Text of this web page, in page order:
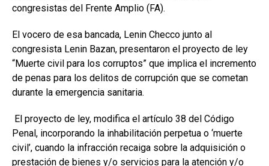
congresistas del Frente Amplio (FA).
El vocero de esa bancada, Lenin Checco junto al
congresista Lenin Bazan, presentaron el proyecto de ley
“Muerte civil para los corruptos” que implica el incremento
de penas para los delitos de corrupción que se cometan
durante la emergencia sanitaria.
El proyecto de ley, modifica el artículo 38 del Código
Penal, incorporando la inhabilitación perpetua o ‘muerte
civil’, cuando la infracción recaiga sobre la adquisición o
prestación de bienes y/o servicios para la atención y/o